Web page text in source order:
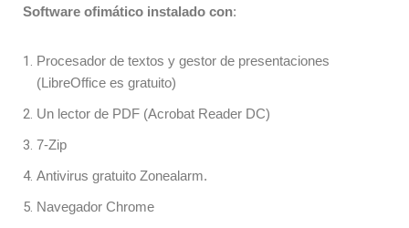
Software ofimático instalado con:
Procesador de textos y gestor de presentaciones
(LibreOffice es gratuito)
Un lector de PDF (Acrobat Reader DC)
7-Zip
Antivirus gratuito Zonealarm.
Navegador Chrome